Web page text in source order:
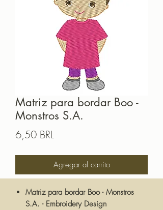
Matriz para bordar Boo -
Monstros S.A.
6,50 BRL
Agregar al carrito
Matriz para bordar Boo - Monstros
S.A. - Embroidery Design